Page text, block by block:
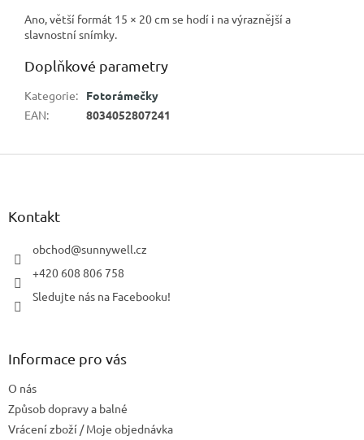
Ano, větší formát 15 × 20 cm se hodí i na výraznější a
slavnostní snímky.
Doplňkové parametry
Kategorie:
Fotorámečky
EAN: 8034052807241
Z
Kontakt
obchod@sunnywell.cz
+420 608 806 758
Sledujte nás na Facebooku!
Informace pro vás
O nás
Způsob dopravy a balné
Vrácení zboží / Moje objednávka